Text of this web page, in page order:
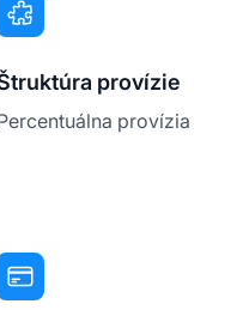
provízie
provízia